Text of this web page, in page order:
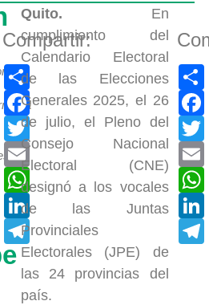
Compartir:
Compartir
Facebook
Twitter
Email
WhatsApp
LinkedIn
Telegram
Quito. En
cumplimiento del
Calendario Electoral
de las Elecciones
Generales 2025, el 26
de julio, el Pleno del
Consejo Nacional
Electoral (CNE)
designó a los vocales
de las Juntas
Provinciales
Electorales (JPE) de
las 24 provincias del
país.